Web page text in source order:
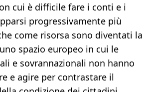
cui è difficile fare i conti e i
progressivamente più
come risorsa sono diventati la
spazio europeo in cui le
e sovrannazionali non hanno
e agire per contrastare il